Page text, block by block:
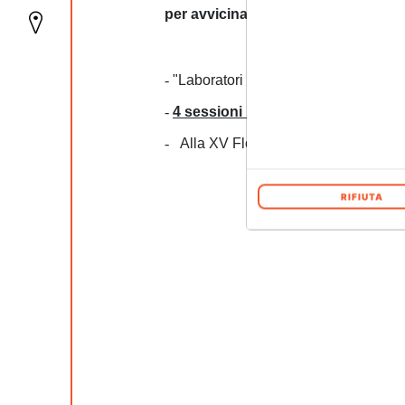
per avvicinare i più piccoli all’arte
- "Laboratori di Luce e Ombra" da
- 4 sessioni il 19 e 26 ottobre: 10:30
- Alla XV Florence Biennale (18-26
RIFIUTA